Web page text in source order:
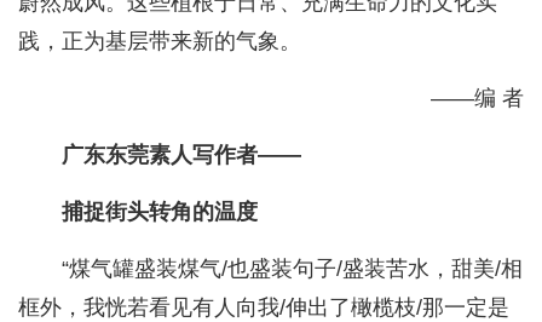
践，正为基层带来新的气象。
——编 者
广东东莞素人写作者——
捕捉街头转角的温度
“煤气罐盛装煤气/也盛装句子/盛装苦水，甜美/相
框外，我恍若看见有人向我/伸出了橄榄枝/那一定是